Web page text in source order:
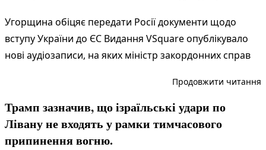
Угорщина обіцяє передати Росії документи щодо
вступу України до ЄС Видання VSquare опублікувало
нові аудіозаписи, на яких міністр закордонних справ
Продовжити читання
Трамп зазначив, що ізраїльські удари по
Лівану не входять у рамки тимчасового
припинення вогню.